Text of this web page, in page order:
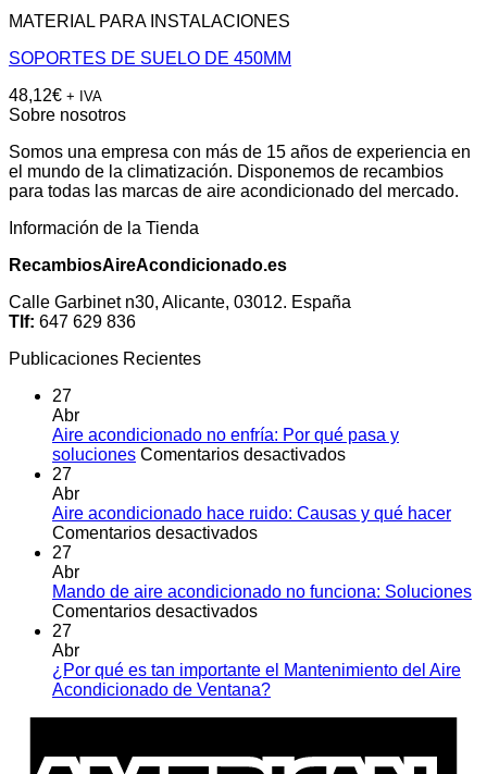
MATERIAL PARA INSTALACIONES
SOPORTES DE SUELO DE 450MM
48,12€ + IVA
Sobre nosotros
Somos una empresa con más de 15 años de experiencia en
el mundo de la climatización. Disponemos de recambios
para todas las marcas de aire acondicionado del mercado.
Información de la Tienda
RecambiosAireAcondicionado.es
Calle Garbinet n30, Alicante, 03012. España
Tlf: 647 629 836
Publicaciones Recientes
27
Abr
Aire acondicionado no enfría: Por qué pasa y
soluciones Comentarios desactivadosen
no
pasa
27
Abr
Aire acondicionado hace ruido: Causas y qué hacer
Comentarios desactivadosen
hace
ruido:
qué
hacer
27
Abr
Mando de aire acondicionado no funciona: Soluciones
Comentarios desactivadosen
aire
acondicionado
27
Abr
¿Por qué es tan importante el Mantenimiento del Aire
Acondicionado de Ventana?No
¿Por